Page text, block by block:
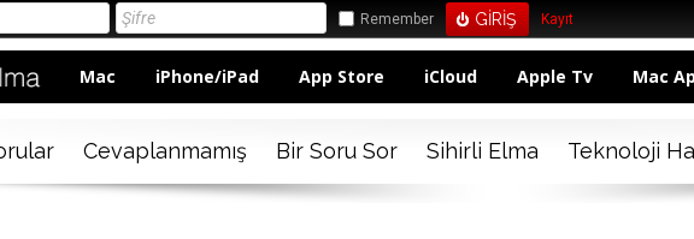
Remember Kayıt
Mac iPhone/iPad App Store iCloud Apple Tv Mac
Cevaplanmamış Bir Soru Sor Sihirli Elma Teknoloji